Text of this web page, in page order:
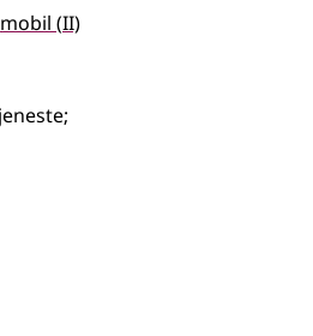
mobil (2
II)
;